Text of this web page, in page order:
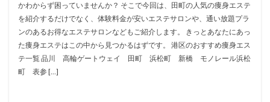
かわからず困っていませんか？ そこで今回は、田町の人気の痩身エステ
を紹介するだけでなく、体験料金が安いエステサロンや、通い放題プラ
ンのあるお得なエステサロンなどもご紹介します。 きっとあなたにあっ
た痩身エステはこの中から見つかるはずです。 港区のおすすめ痩身エス
テ一覧 品川 高輪ゲートウェイ 田町 浜松町 新橋 モノレール浜松
町 表参 […]